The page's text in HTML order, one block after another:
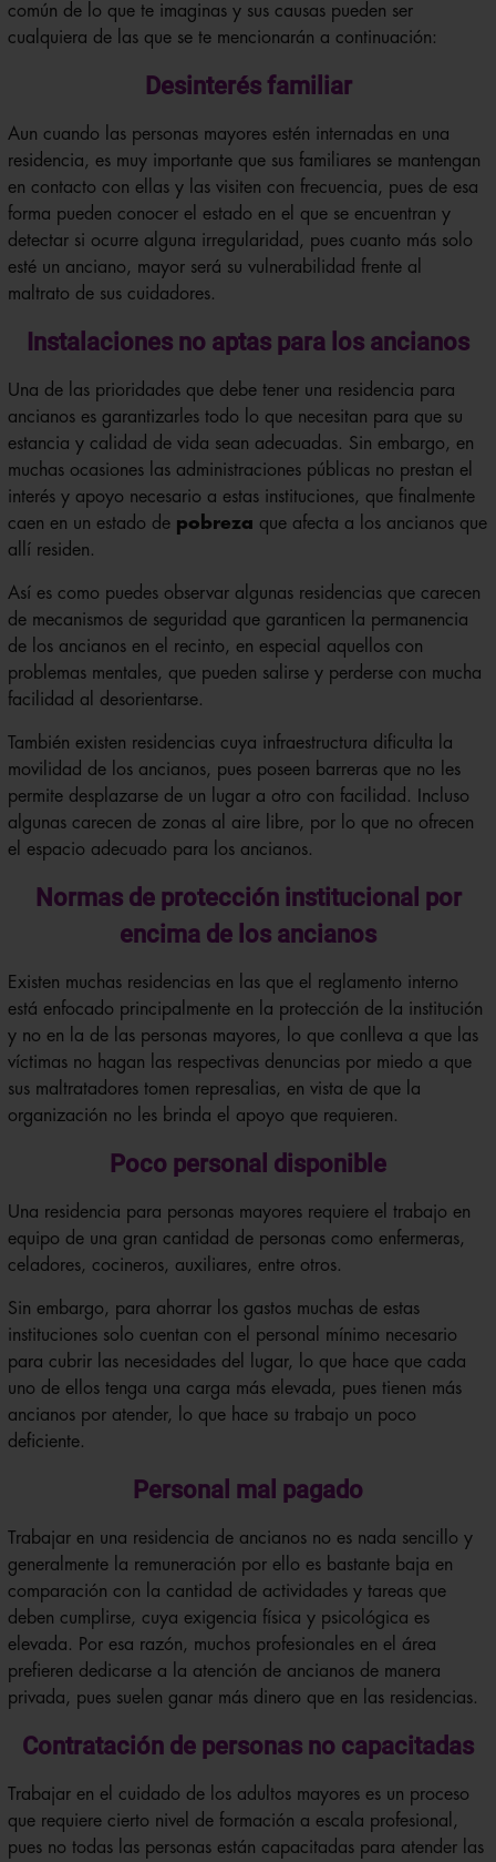
común de lo que te imaginas y sus causas pueden ser
cualquiera de las que se te mencionarán a continuación:
Desinterés familiar
Aun cuando las personas mayores estén internadas en una
residencia, es muy importante que sus familiares se mantengan
en contacto con ellas y las visiten con frecuencia, pues de esa
forma pueden conocer el estado en el que se encuentran y
detectar si ocurre alguna irregularidad, pues cuanto más solo
esté un anciano, mayor será su vulnerabilidad frente al
maltrato de sus cuidadores.
Instalaciones no aptas para los ancianos
Una de las prioridades que debe tener una residencia para
ancianos es garantizarles todo lo que necesitan para que su
estancia y calidad de vida sean adecuadas. Sin embargo, en
muchas ocasiones las administraciones públicas no prestan el
interés y apoyo necesario a estas instituciones, que finalmente
caen en un estado de pobreza que afecta a los ancianos que
allí residen.
Así es como puedes observar algunas residencias que carecen
de mecanismos de seguridad que garanticen la permanencia
de los ancianos en el recinto, en especial aquellos con
problemas mentales, que pueden salirse y perderse con mucha
facilidad al desorientarse.
También existen residencias cuya infraestructura dificulta la
movilidad de los ancianos, pues poseen barreras que no les
permite desplazarse de un lugar a otro con facilidad. Incluso
algunas carecen de zonas al aire libre, por lo que no ofrecen
el espacio adecuado para los ancianos.
Normas de protección institucional por
encima de los ancianos
Existen muchas residencias en las que el reglamento interno
está enfocado principalmente en la protección de la institución
y no en la de las personas mayores, lo que conlleva a que las
víctimas no hagan las respectivas denuncias por miedo a que
sus maltratadores tomen represalias, en vista de que la
organización no les brinda el apoyo que requieren.
Poco personal disponible
Una residencia para personas mayores requiere el trabajo en
equipo de una gran cantidad de personas como enfermeras,
celadores, cocineros, auxiliares, entre otros.
Sin embargo, para ahorrar los gastos muchas de estas
instituciones solo cuentan con el personal mínimo necesario
para cubrir las necesidades del lugar, lo que hace que cada
uno de ellos tenga una carga más elevada, pues tienen más
ancianos por atender, lo que hace su trabajo un poco
deficiente.
Personal mal pagado
Trabajar en una residencia de ancianos no es nada sencillo y
generalmente la remuneración por ello es bastante baja en
comparación con la cantidad de actividades y tareas que
deben cumplirse, cuya exigencia física y psicológica es
elevada. Por esa razón, muchos profesionales en el área
prefieren dedicarse a la atención de ancianos de manera
privada, pues suelen ganar más dinero que en las residencias.
Contratación de personas no capacitadas
Trabajar en el cuidado de los adultos mayores es un proceso
que requiere cierto nivel de formación a escala profesional,
pues no todas las personas están capacitadas para atender las